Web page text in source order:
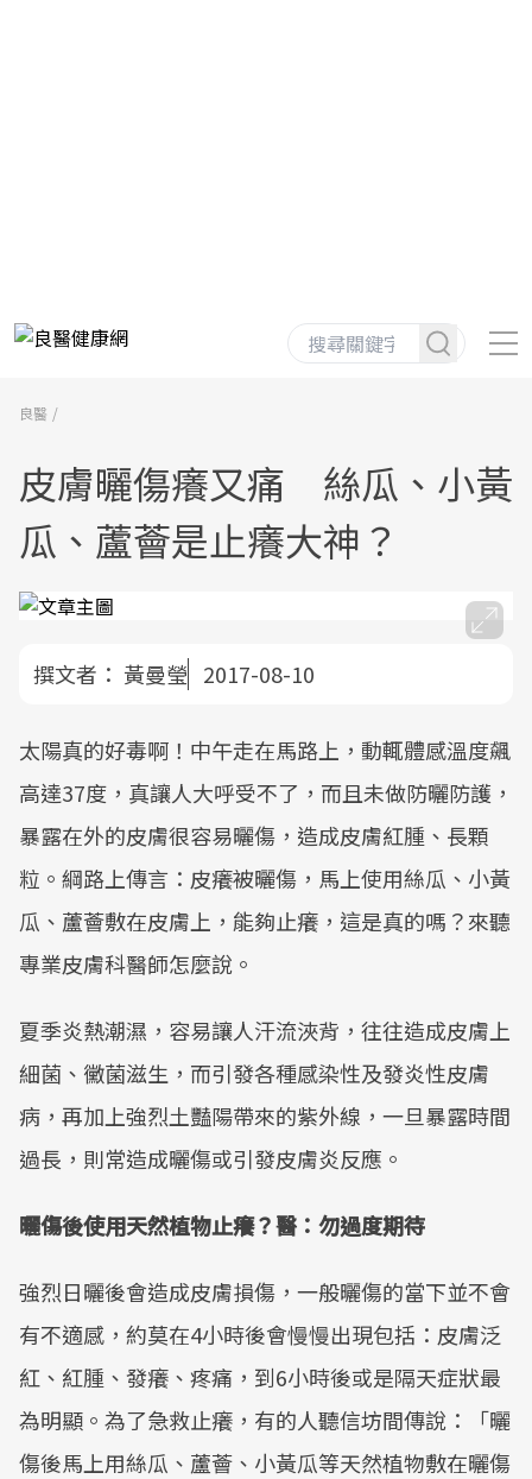
良醫
皮膚曬傷癢又痛 絲瓜、小黃
瓜、蘆薈是止癢大神？
撰文者： 黃曼瑩 2017-08-10
太陽真的好毒啊！中午走在馬路上，動輒體感溫度飆
高達37度，真讓人大呼受不了，而且未做防曬防護，
暴露在外的皮膚很容易曬傷，造成皮膚紅腫、長顆
粒。綱路上傳言：皮癢被曬傷，馬上使用絲瓜、小黃
瓜、蘆薈敷在皮膚上，能夠止癢，這是真的嗎？來聽
專業皮膚科醫師怎麼說。
夏季炎熱潮濕，容易讓人汗流浹背，往往造成皮膚上
細菌、黴菌滋生，而引發各種感染性及發炎性皮膚
病，再加上強烈土豔陽帶來的紫外線，一旦暴露時間
過長，則常造成曬傷或引發皮膚炎反應。
曬傷後使用天然植物止癢？醫：勿過度期待
強烈日曬後會造成皮膚損傷，一般曬傷的當下並不會
有不適感，約莫在4小時後會慢慢出現包括：皮膚泛
紅、紅腫、發癢、疼痛，到6小時後或是隔天症狀最
為明顯。為了急救止癢，有的人聽信坊間傳說：「曬
傷後馬上用絲瓜、蘆薈、小黃瓜等天然植物敷在曬傷